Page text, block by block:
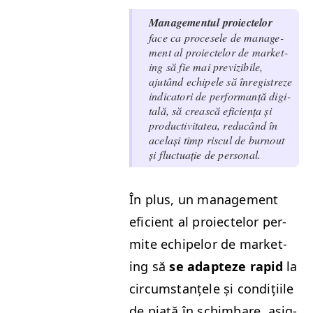
Man­age­men­tul proiectelor
face ca pro­ce­se­le de man­age­
ment al proiectelor de mar­ket­
ing să fie mai pre­viz­ibile,
ajutând echipele să înreg­istreze
indi­ca­tori de per­for­manță dig­i­
tală, să crească efi­ciența și
pro­duc­tiv­i­tatea, reducând în
ace­lași timp riscul de burnout
și fluc­tu­ație de personal.
În plus, un man­age­ment
efi­cient al proiectelor per­
mite echipelor de mar­ket­
ing săse adapteze rapid la
cir­cum­stanțele și condiți­ile